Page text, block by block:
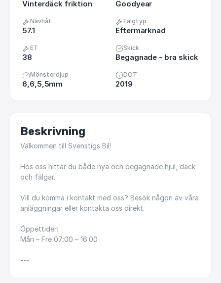
Vinterdäck friktion Goodyear
Navhål
57.1
Fälgtyp
Eftermarknad
ET
38
Skick
Begagnade - bra skick
Mönsterdjup
6,6,5,5mm
DOT
2019
Beskrivning
Välkommen till Svenstigs Bil!
Hos oss hittar du både nya och begagnade hjul, däck
och fälgar.
Vill du komma i kontakt med oss? Besök någon av våra
anläggningar eller kontakta oss direkt.
Öppettider:
Mån – Fre 07:00 – 16:00
---